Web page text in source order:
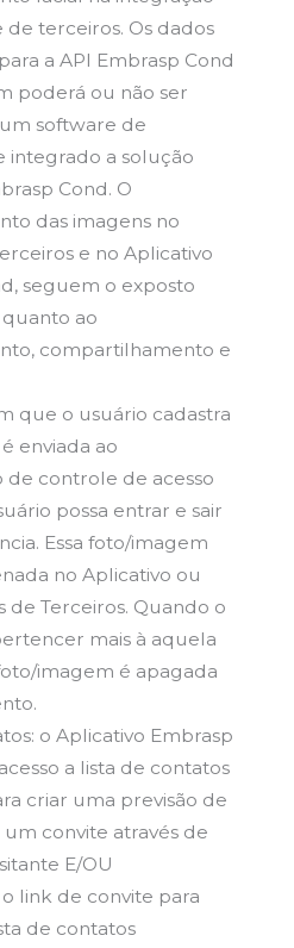
terceiros. Os dados
a API Embrasp Cond
poderá ou não ser
software de
integrado a solução
Cond. O
das imagens no
e no Aplicativo
seguem o exposto
ao
compartilhamento e
que o usuário cadastra
enviada ao
controle de acesso
possa entrar e sair
Essa foto/imagem
no Aplicativo ou
de Terceiros. Quando o
mais à aquela
imagem é apagada
o Aplicativo Embrasp
a lista de contatos
criar uma previsão de
um convite através de
E/OU
link de convite para
de contatos